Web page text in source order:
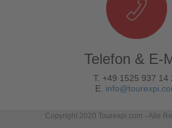
Telefon & E-
T. +49 1525 937 14
E.
Copyright 2020 Tourexpi.com - Alle